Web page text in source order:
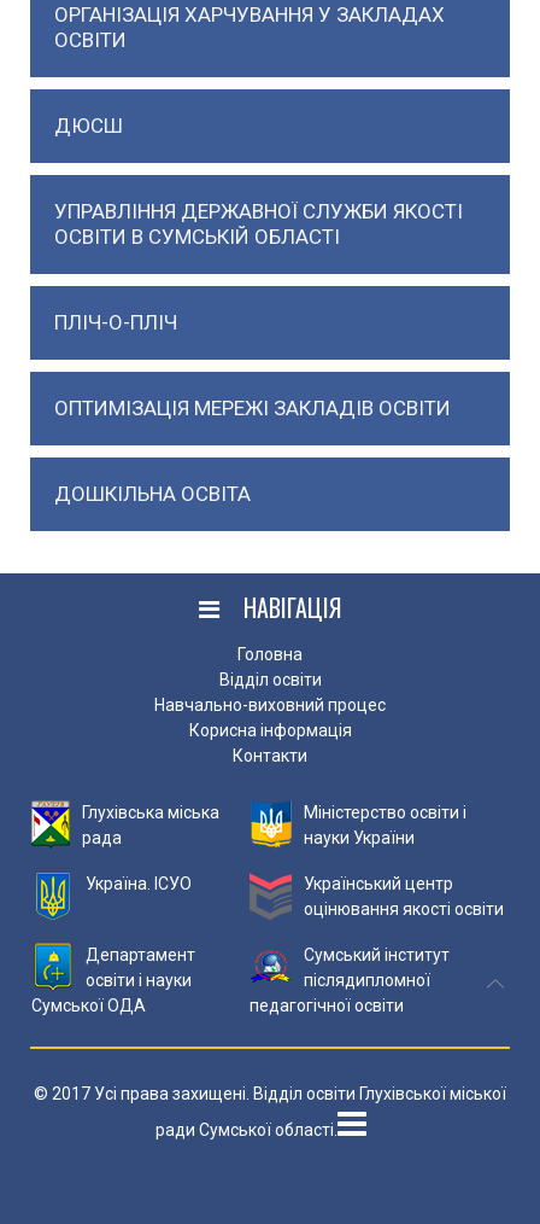
ОРГАНІЗАЦІЯ ХАРЧУВАННЯ У ЗАКЛАДАХ
ОСВІТИ
ДЮСШ
УПРАВЛІННЯ ДЕРЖАВНОЇ СЛУЖБИ ЯКОСТІ
ОСВІТИ В СУМСЬКІЙ ОБЛАСТІ
ПЛІЧ-О-ПЛІЧ
ОПТИМІЗАЦІЯ МЕРЕЖІ ЗАКЛАДІВ ОСВІТИ
ДОШКІЛЬНА ОСВІТА
НАВІГАЦІЯ
Головна
Відділ освіти
Навчально-виховний процес
Корисна інформація
Контакти
Глухівська міська
рада
Міністерство освіти і
науки України
Україна. ІСУО
Український центр
оцінювання якості освіти
Департамент
освіти і науки
Сумської ОДА
Сумський інститут
післядипломної
педагогічної освіти
© 2017 Усі права захищені. Відділ освіти Глухівської міської
ради Сумської області.